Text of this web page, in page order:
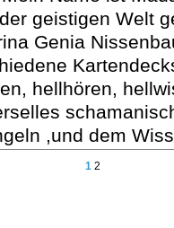
geistigen Welt
Genia
hellhören,
,und dem
1 2